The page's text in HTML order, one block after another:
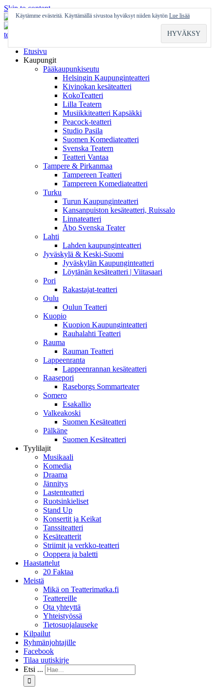
Skip to content
Etusivu
Kaupungit
Pääkaupunkiseutu
Helsingin Kaupunginteatteri
Kivinokan kesäteatteri
KokoTeatteri
Lilla Teatern
Musiikkiteatteri Kapsäkki
Peacock-teatteri
Studio Pasila
Suomen Komediateatteri
Svenska Teatern
Teatteri Vantaa
Tampere & Pirkanmaa
Tampereen Teatteri
Tampereen Komediateatteri
Turku
Turun Kaupunginteatteri
Kansanpuiston kesäteatteri, Ruissalo
Linnateatteri
Åbo Svenska Teater
Lahti
Lahden kaupunginteatteri
Jyväskylä & Keski-Suomi
Jyväskylän Kaupunginteatteri
Löytänän kesäteatteri | Viitasaari
Pori
Rakastajat-teatteri
Oulu
Oulun Teatteri
Kuopio
Kuopion Kaupunginteatteri
Rauhalahti Teatteri
Rauma
Rauman Teatteri
Lappeenranta
Lappeenrannan kesäteatteri
Raasepori
Raseborgs Sommarteater
Somero
Esakallio
Valkeakoski
Suomen Kesäteatteri
Pälkäne
Suomen Kesäteatteri
Tyylilajit
Musikaali
Komedia
Draama
Jännitys
Lastenteatteri
Ruotsinkieliset
Stand Up
Konsertit ja Keikat
Tanssiteatteri
Kesäteatterit
Striimit ja verkko-teatteri
Ooppera ja baletti
Haastattelut
20 Faktaa
Meistä
Mikä on Teatterimatka.fi
Teattereille
Ota yhteyttä
Yhteistyössä
Tietosuojalauseke
Kilpailut
Ryhmänjohtajille
Facebook
Tilaa uutiskirje
Etsi ...
Käytämme evästeitä. Käyttämällä sivustoa hyväksyt niiden käytön Lue lisää